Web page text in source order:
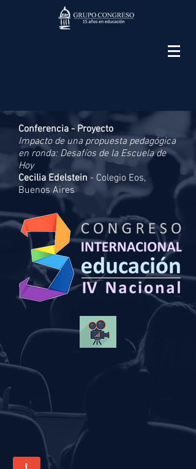
Conferencia - Proyecto
Impacto de una propuesta pedagógica
en ronda: Desafíos de la Escuela de
Hoy
Cecilia Edelstein - Colegio Eos,
Buenos Aires